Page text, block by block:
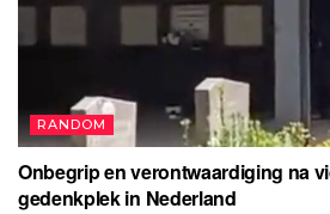
RANDOM
Onbegrip en verontwaardiging na
gedenkplek in Nederland